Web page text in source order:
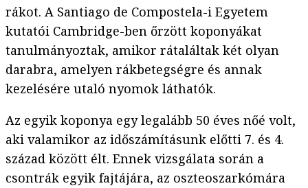
rákot. A Santiago de Compostela-i Egyetem
kutatói Cambridge-ben őrzött koponyákat
tanulmányoztak, amikor rátaláltak két olyan
darabra, amelyen rákbetegségre és annak
kezelésére utaló nyomok láthatók.
Az egyik koponya egy legalább 50 éves nőé volt,
aki valamikor az időszámításunk előtti 7. és 4.
század között élt. Ennek vizsgálata során a
csontrák egyik fajtájára, az oszteoszarkómára